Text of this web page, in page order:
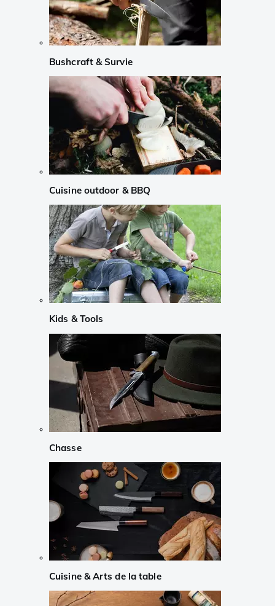
Bushcraft & Survie
Cuisine outdoor & BBQ
Kids & Tools
Chasse
Cuisine & Arts de la table